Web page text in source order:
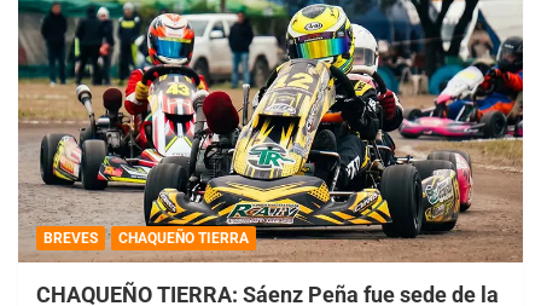
BREVES CHAQUEÑO TIERRA
CHAQUEÑO TIERRA: Sáenz Peña fue sede de la